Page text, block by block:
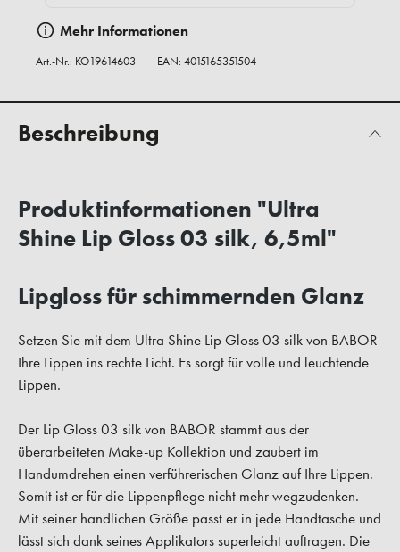
Mehr Informationen
Art.-Nr.: KO19614603 EAN: 4015165351504
Beschreibung
Produktinformationen "Ultra
Shine Lip Gloss 03 silk, 6,5ml"
Lipgloss für schimmernden Glanz
Setzen Sie mit dem Ultra Shine Lip Gloss 03 silk von BABOR
Ihre Lippen ins rechte Licht. Es sorgt für volle und leuchtende
Lippen.
Der Lip Gloss 03 silk von BABOR stammt aus der
überarbeiteten Make-up Kollektion und zaubert im
Handumdrehen einen verführerischen Glanz auf Ihre Lippen.
Somit ist er für die Lippenpflege nicht mehr wegzudenken.
Mit seiner handlichen Größe passt er in jede Handtasche und
lässt sich dank seines Applikators superleicht auftragen. Die